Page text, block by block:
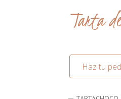
Tarta
Haz tu